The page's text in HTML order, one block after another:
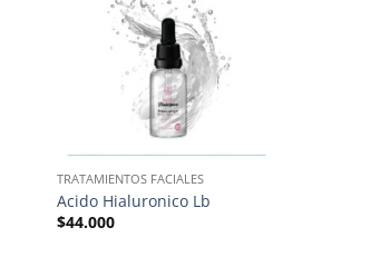
TRATAMIENTOS FACIALES
Acido Hialuronico Lb
$44.000